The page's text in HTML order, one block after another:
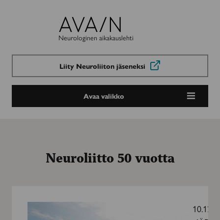
Avain-
lehti
Neurologinen aikakauslehti
Liity Neuroliiton jäseneksi
Avaa valikko
Neuroliitto 50 vuotta
puoli
vuosisataa